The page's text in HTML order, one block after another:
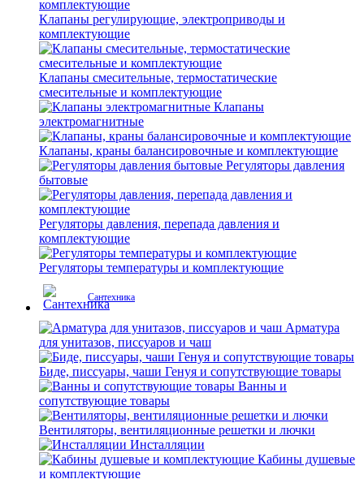
Клапаны регулирующие, электроприводы и
комплектующие
Клапаны смесительные, термостатические
смесительные и комплектующие
Клапаны
электромагнитные
Клапаны, краны балансировочные и комплектующие
Регуляторы давления
бытовые
Регуляторы давления, перепада давления и
комплектующие
Регуляторы температуры и комплектующие
Сантехника
Арматура
для унитазов, писсуаров и чаш
Биде, писсуары, чаши Генуя и сопутствующие товары
Ванны и
сопутствующие товары
Вентиляторы, вентиляционные решетки и лючки
Инсталляции
Кабины душевые
и комплектующие